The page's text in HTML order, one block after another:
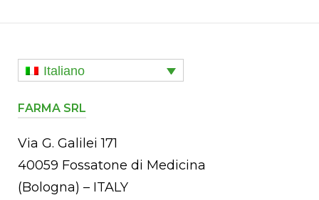
Italiano
FARMA SRL
Via G. Galilei 171
40059 Fossatone di Medicina
(Bologna) – ITALY